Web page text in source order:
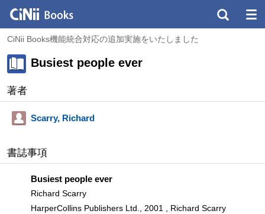
CiNii Books機能統合対応の追加実施をいたしました
Busiest people ever
著者
Scarry, Richard
書誌事項
Busiest people ever
Richard Scarry
HarperCollins Publishers Ltd., 2001 , Richard Scarry